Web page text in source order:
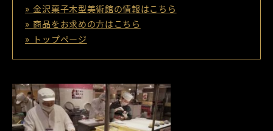
» 金沢菓子木型美術館の情報はこちら
» 商品をお求めの方はこちら
» トップページ